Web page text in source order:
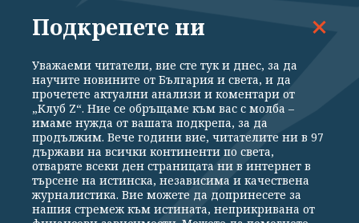
СПОРТ КУЛТУРА ТЕХНОЛОГИИ КАЛЕЙДОСКОП
Общи условия
Политика за поверителност
Реклама
Партньори Контакти
За Клуб Z
Екип
Подкрепете ни
Подкрепете ни
Уважаеми читатели, вие сте тук и днес, за да
научите новините от България и света, и да
прочетете актуални анализи и коментари от
„Клуб Z“. Ние се обръщаме към вас с молба –
имаме нужда от вашата подкрепа, за да
продължим. Вече години вие, читателите ни в 97
държави на всички континенти по света,
отваряте всеки ден страницата ни в интернет в
търсене на истинска, независима и качествена
журналистика. Вие можете да допринесете за
нашия стремеж към истината, неприкривана от